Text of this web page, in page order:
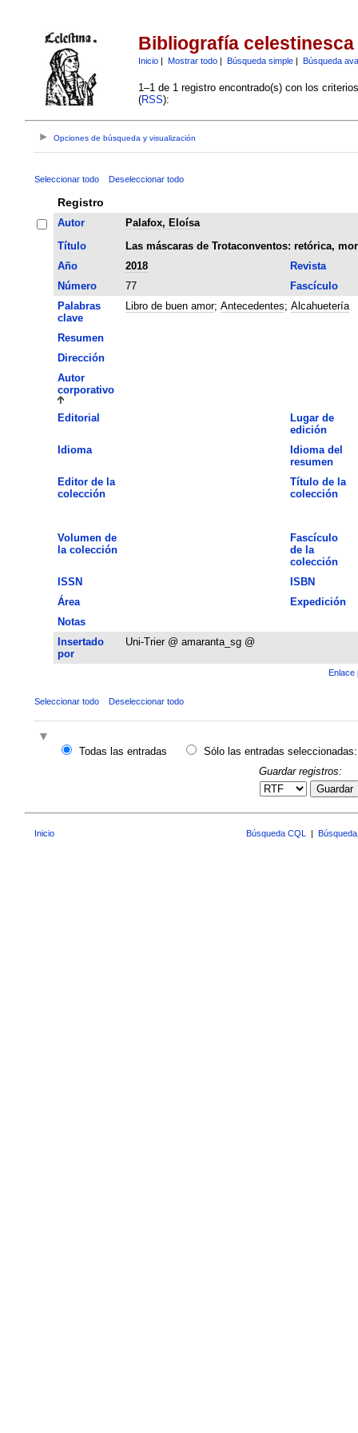
Bibliografía celestinesca
Inicio| Mostrar todo| Búsqueda simple| Búsqueda
1–1 de 1 registro encontrado(s) con los
(RSS):
Opciones de búsqueda y visualización
Seleccionar todo Deseleccionar todo
Registro
Autor
Palafox, Eloísa
Título
Las máscaras de Trotaconventos: retórica,
Año
2018 Revista
Número
77
Fascículo
Palabras
clave
Libro de buen amor; Antecedentes; Alcahuetería
Resumen
Dirección
Autor
corporativo
Editorial
Lugar de
edición
Idioma
Idioma del
resumen
Editor de la
colección
Título de la
colección
Volumen de
la colección
Fascículo
de la
colección
ISSN
ISBN
Área
Expedición
Notas
Insertado
por
Uni-Trier @ amaranta_sg @
Enlace
Seleccionar todo Deseleccionar todo
Todas las entradas
Sólo las entradas seleccionadas:
Guardar registros:
Guardar
Inicio Búsqueda CQL